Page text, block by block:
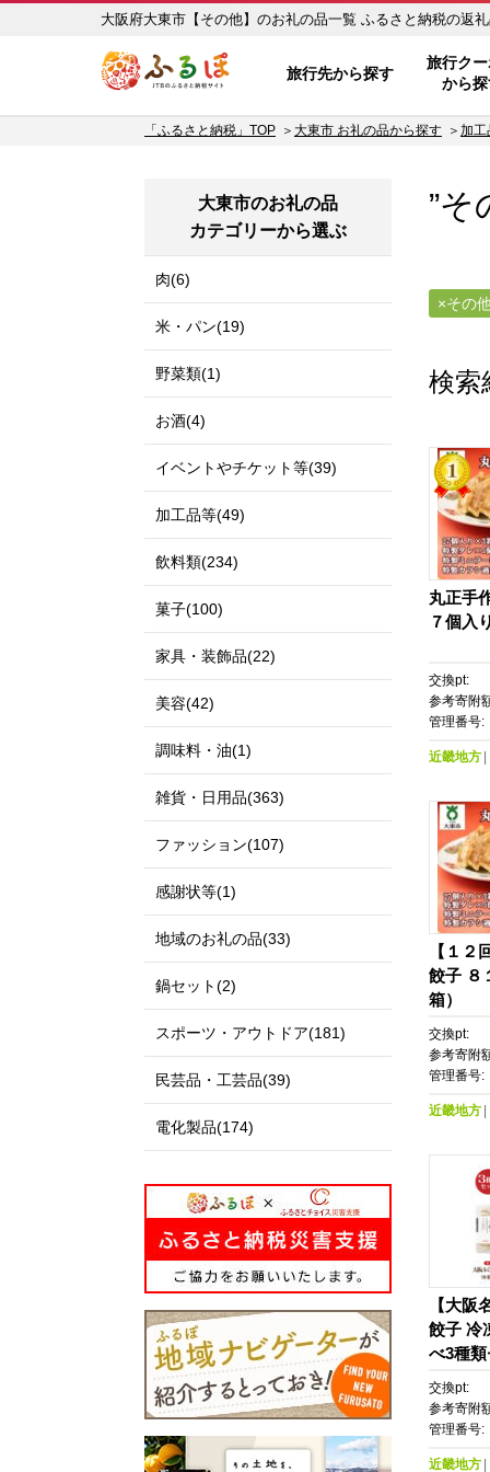
大阪府大東市【その他】の
旅行先から探す
旅行ク
から
「ふるさと納税」TOP 大東市 お礼の品から探す 加工
”そ
その
検索
丸正手
７個入
交換pt:
参考寄附
管理番号:
近畿地方
【１２
餃子 ８
箱）
交換pt:
参考寄附
管理番号:
近畿地方
【大阪
餃子 冷
べ3種
交換pt:
参考寄附
管理番号:
近畿地方
大東市のお礼の品
カテゴリーから選ぶ
肉(6)
米・パン(19)
野菜類(1)
お酒(4)
イベントやチケット等(39)
加工品等(49)
飲料類(234)
菓子(100)
家具・装飾品(22)
美容(42)
調味料・油(1)
雑貨・日用品(363)
ファッション(107)
感謝状等(1)
地域のお礼の品(33)
鍋セット(2)
スポーツ・アウトドア(181)
民芸品・工芸品(39)
電化製品(174)